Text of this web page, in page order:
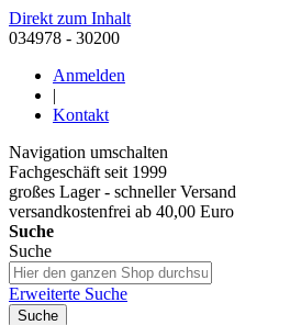
Direkt zum Inhalt
034978 - 30200
Anmelden
|
Kontakt
Navigation umschalten
Fachgeschäft seit 1999
großes Lager - schneller Versand
versandkostenfrei ab 40,00 Euro
Suche
Suche
Erweiterte Suche
Suche